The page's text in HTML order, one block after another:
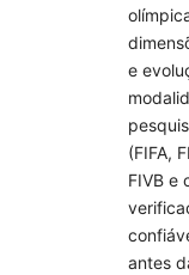
e
(FIFA,
FIVB e
antes